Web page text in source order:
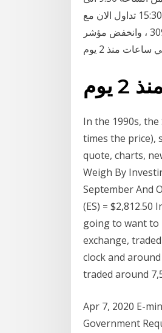
15:30 تداول الان مع #Istithmar يمكنك الان زيارة موقعنا الالكتروني: https://istithmar.co.uk/ . إلى
30991 ، وانخفض مؤشر S&P 500 14 نقطة (-0.38٪) إلى 3795 ، وهبط ناسداك 100 مقدار 74 نقطة
منذ 2 يوم
In the 1990s,
times the price),
quote, charts,
Weigh By
September And
(ES) =
going to want to
exchange,
clock and
traded around
Apr 7, 2020 E-
Government